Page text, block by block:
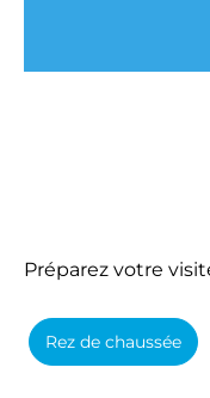
Préparez votre
Rez de chaussée